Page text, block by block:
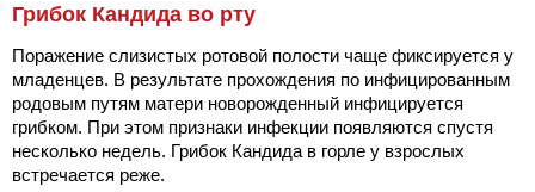
Грибок Кандида во рту
Поражение слизистых ротовой полости чаще фиксируется у
младенцев. В результате прохождения по инфицированным
родовым путям матери новорожденный инфицируется
грибком. При этом признаки инфекции появляются спустя
несколько недель. Грибок Кандида в горле у взрослых
встречается реже.